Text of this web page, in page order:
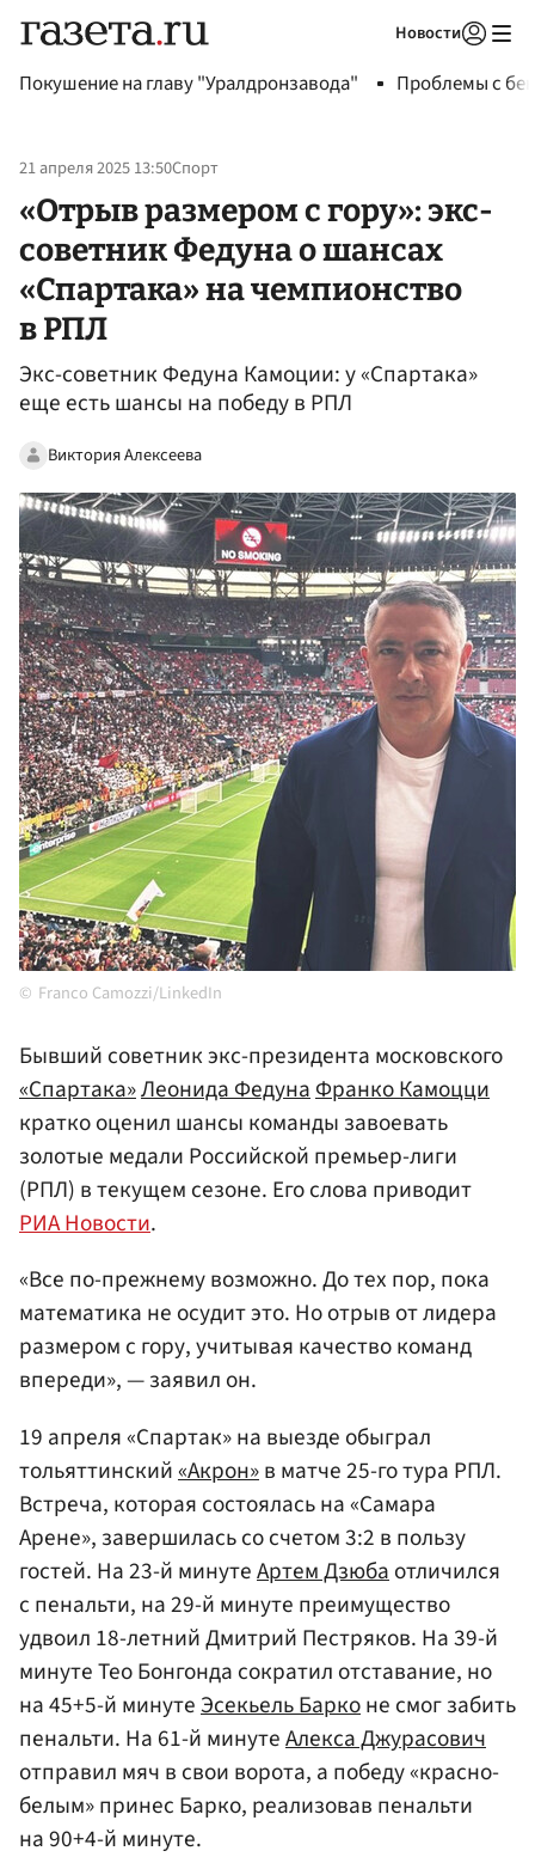
Новости
Покушение на главу "Уралдронзавода" Проблемы с
21 апреля 2025 13:50Спорт
«Отрыв размером с гору»: экс-
советник Федуна о шансах
«Спартака» на чемпионство
в РПЛ
Экс-советник Федуна Камоции: у «Спартака»
еще есть шансы на победу в РПЛ
Виктория Алексеева
Franco Camozzi/LinkedIn
Бывший советник экс-президента московского
«Спартака»Леонида ФедунаФранко Камоцци
кратко оценил шансы команды завоевать
золотые медали Российской премьер-лиги
(РПЛ) в текущем сезоне. Его слова приводит
РИА Новости.
«Все по-прежнему возможно. До тех пор, пока
математика не осудит это. Но отрыв от лидера
размером с гору, учитывая качество команд
впереди», — заявил он.
19 апреля «Спартак» на выезде обыграл
тольяттинский«Акрон»в матче 25-го тура РПЛ.
Встреча, которая состоялась на «Самара
Арене», завершилась со счетом 3:2 в пользу
гостей. На 23-й минутеАртем Дзюба отличился
с пенальти, на 29-й минуте преимущество
удвоил 18-летний Дмитрий Пестряков. На 39-й
минуте Тео Бонгонда сократил отставание, но
на 45+5-й минутеЭсекьель Барконе смог забить
пенальти. На 61-й минутеАлекса Джурасович
отправил мяч в свои ворота, а победу «красно-
белым» принес Барко, реализовав пенальти
на 90+4-й минуте.